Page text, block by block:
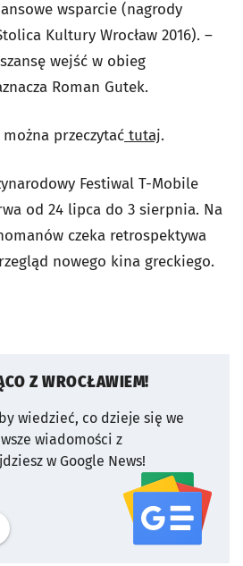
wsparcie (nagrody
Kultury Wrocław 2016). –
wejść w obieg
Roman Gutek.
przeczytać tutaj.
Festiwal T-Mobile
od 24 lipca do 3 sierpnia. Na
czeka retrospektywa
nowego kina greckiego.
Z WROCŁAWIEM!
wiedzieć, co dzieje się we
wiadomości z
w Google News!
serwisu